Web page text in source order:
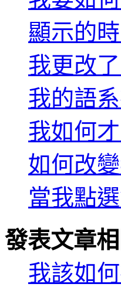
顯示的
我更改
我的語
我如何
如何改
當我點
發表文章
我該如